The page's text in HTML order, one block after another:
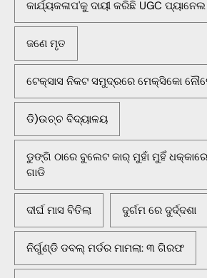
କାର୍ଯ୍ୟକଳାପ'କୁ ଦାୟୀ କରିଛି UGC ପ୍ୟାନେଲ
ଜଣେ ମୃତ
ଟେକ୍ସାସ ନିକଟ ସମୁଦ୍ରରେ ମେକ୍ସିକୋ
ଡି)ଉଚ୍ଚ ବିଦ୍ୟାଳୟ
ଡୁଙ୍ଗି ଠାରେ ବୁଲେଟ କାର୍ ମୁହାଁ ମୁହିଁ
ଗାଡି
ଦୀର୍ଘ ମାସ ବିତିଲା ଦୁର୍ଗମ ରେ ଦୁର୍ଦ୍ଦଶା
ନିର୍ଗୁଣ୍ଡି ଡବଲ୍ ମର୍ଡର ମାମଲା: ୩ ଗିରଫ